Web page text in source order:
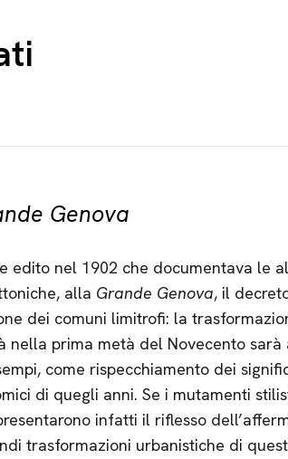
Genova
edito nel 1902 che documentava le
alla Grande Genova, il
dei comuni limitrofi: la
prima metà del Novecento sarà
come rispecchiamento dei
di quegli anni. Se i mutamenti
infatti il riflesso
trasformazioni urbanistiche di